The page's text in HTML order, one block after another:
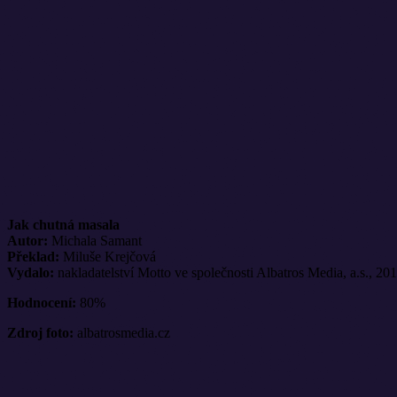
Jak chutná masala
Autor: Michala Samant
Překlad: Miluše Krejčová
Vydalo: nakladatelství Motto ve společnosti Albatros Media, a.s.,
Hodnocení: 80%
Zdroj foto: albatrosmedia.cz